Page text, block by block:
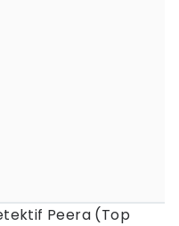
Peera (Top